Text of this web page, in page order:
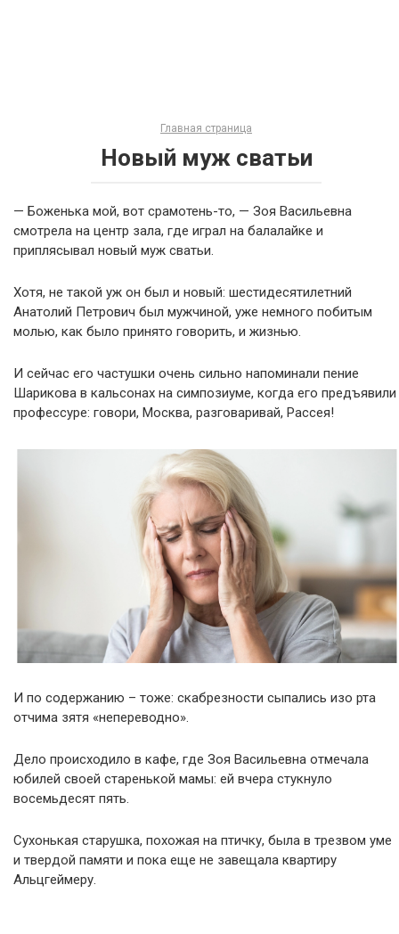
Главная страница
Новый муж сватьи
— Боженька мой, вот срамотень-то, — Зоя Васильевна
смотрела на центр зала, где играл на балалайке и
приплясывал новый муж сватьи.
Хотя, не такой уж он был и новый: шестидесятилетний
Анатолий Петрович был мужчиной, уже немного побитым
молью, как было принято говорить, и жизнью.
И сейчас его частушки очень сильно напоминали пение
Шарикова в кальсонах на симпозиуме, когда его предъявили
профессуре: говори, Москва, разговаривай, Рассея!
И по содержанию – тоже: скабрезности сыпались изо рта
отчима зятя «непереводно».
Дело происходило в кафе, где Зоя Васильевна отмечала
юбилей своей старенькой мамы: ей вчера стукнуло
восемьдесят пять.
Сухонькая старушка, похожая на птичку, была в трезвом уме
и твердой памяти и пока еще не завещала квартиру
Альцгеймеру.